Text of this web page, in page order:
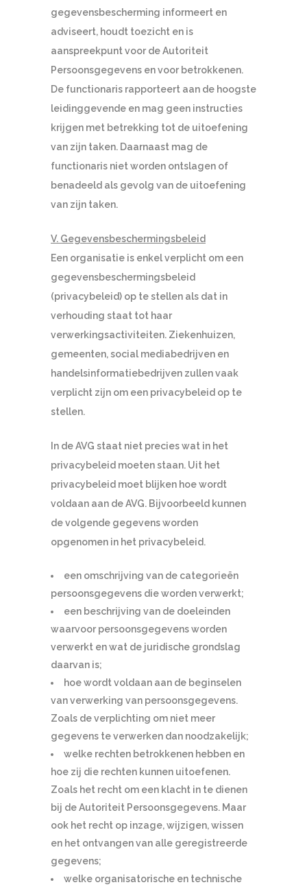
gegevensbescherming informeert en
adviseert, houdt toezicht en is
aanspreekpunt voor de Autoriteit
Persoonsgegevens en voor betrokkenen.
De functionaris rapporteert aan de hoogste
leidinggevende en mag geen instructies
krijgen met betrekking tot de uitoefening
van zijn taken. Daarnaast mag de
functionaris niet worden ontslagen of
benadeeld als gevolg van de uitoefening
van zijn taken.
V. Gegevensbeschermingsbeleid
Een organisatie is enkel verplicht om een
gegevensbeschermingsbeleid
(privacybeleid) op te stellen als dat in
verhouding staat tot haar
verwerkingsactiviteiten. Ziekenhuizen,
gemeenten, social mediabedrijven en
handelsinformatiebedrijven zullen vaak
verplicht zijn om een privacybeleid op te
stellen.
In de AVG staat niet precies wat in het
privacybeleid moeten staan. Uit het
privacybeleid moet blijken hoe wordt
voldaan aan de AVG. Bijvoorbeeld kunnen
de volgende gegevens worden
opgenomen in het privacybeleid.
een omschrijving van de categorieën
persoonsgegevens die worden verwerkt;
een beschrijving van de doeleinden
waarvoor persoonsgegevens worden
verwerkt en wat de juridische grondslag
daarvan is;
hoe wordt voldaan aan de beginselen
van verwerking van persoonsgegevens.
Zoals de verplichting om niet meer
gegevens te verwerken dan noodzakelijk;
welke rechten betrokkenen hebben en
hoe zij die rechten kunnen uitoefenen.
Zoals het recht om een klacht in te dienen
bij de Autoriteit Persoonsgegevens. Maar
ook het recht op inzage, wijzigen, wissen
en het ontvangen van alle geregistreerde
gegevens;
welke organisatorische en technische